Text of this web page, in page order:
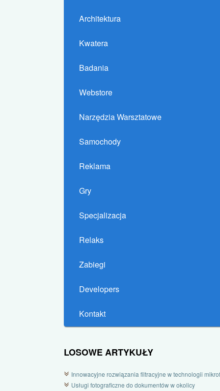
Architektura
Kwatera
Badania
Webstore
Narzędzia Warsztatowe
Samochody
Reklama
Gry
Specjalizacja
Relaks
Zabiegi
Developers
Kontakt
LOSOWE ARTYKUŁY
Innowacyjne rozwiązania filtracyjne w technologii
Usługi fotograficzne do dokumentów w okolicy